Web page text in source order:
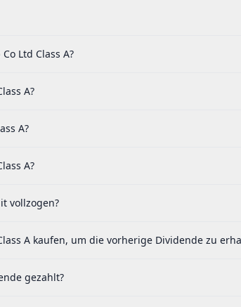
Ltd Class A?
A?
A?
A?
vollzogen?
A kaufen, um die vorherige Dividende zu
gezahlt?